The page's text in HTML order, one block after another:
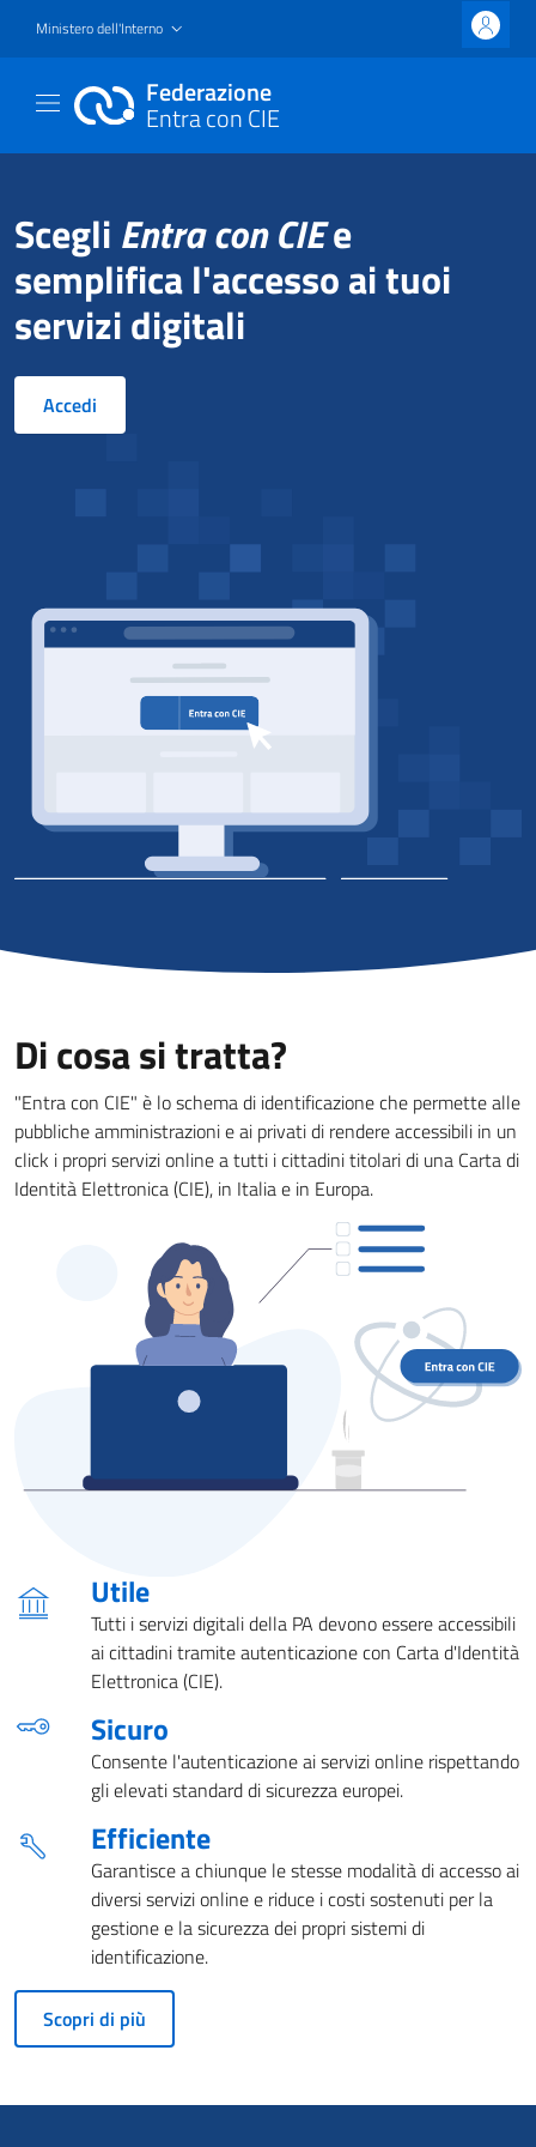
Ministero dell'Interno
Federazione
Entra con CIE
Scegli Entra con CIEe
semplifica l'accesso ai tuoi
servizi digitali
Accedi
Di cosa si tratta?
"Entra con CIE" è lo schema di identificazione che permette alle
pubbliche amministrazioni e ai privati di rendere accessibili in un
click i propri servizi online a tutti i cittadini titolari di una Carta di
Identità Elettronica (CIE), in Italia e in Europa.
Utile
Tutti i servizi digitali della PA devono essere accessibili
ai cittadini tramite autenticazione con Carta d'Identità
Elettronica (CIE).
Sicuro
Consente l'autenticazione ai servizi online rispettando
gli elevati standard di sicurezza europei.
Efficiente
Garantisce a chiunque le stesse modalità di accesso ai
diversi servizi online e riduce i costi sostenuti per la
gestione e la sicurezza dei propri sistemi di
identificazione.
Scopri di più